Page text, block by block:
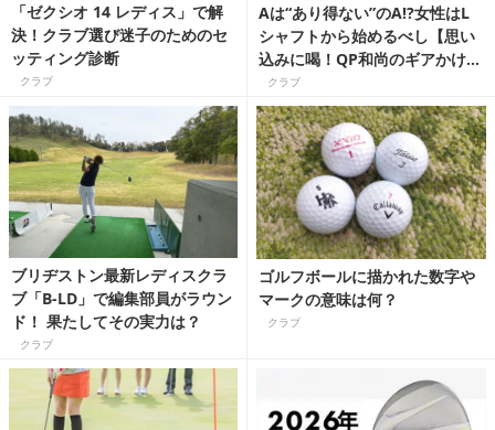
「ゼクシオ 14 レディス」で解
決！クラブ選び迷子のためのセ
ッティング診断
クラブ
Aは“あり得ない”のA⁉女性はL
シャフトから始めるべし【思い
込みに喝！QP和尚のギアかけ込
み寺】
クラブ
ブリヂストン最新レディスクラ
ブ「B-LD」で編集部員がラウン
ド！ 果たしてその実力は？
クラブ
ゴルフボールに描かれた数字や
マークの意味は何？
クラブ